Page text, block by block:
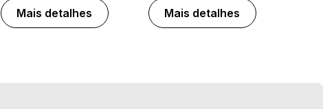
Mais detalhes Mais detalhes